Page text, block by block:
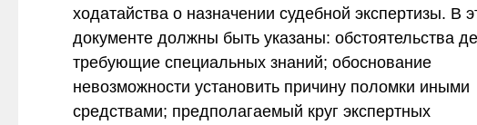
ходатайства о назначении судебной экспертизы. В
документе должны быть указаны: обстоятельства
требующие специальных знаний; обоснование
невозможности установить причину поломки иными
средствами; предполагаемый круг экспертных